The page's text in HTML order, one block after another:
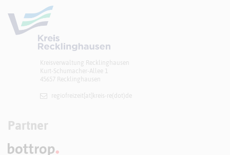
Kreisverwaltung Recklinghausen
Kurt-Schumacher-Allee 1
45657 Recklinghausen
regiofreizeit[at]​kreis-re(dot)de
Partner